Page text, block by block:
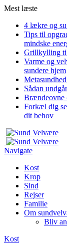
Mest læste
4 lækre og
Tips til
mindske
Grillkylling til
Varme og
sundere hjem
Sådan
Brændeovne
Forkæl dig
dit behov
Navigate
Kost
Krop
Sind
Rejser
Familie
Om
Bliv
Kost